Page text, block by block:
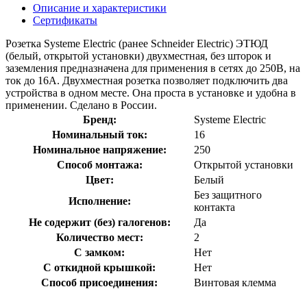
Описание и характеристики
Сертификаты
Розетка Systeme Electric (ранее Schneider Electric) ЭТЮД
(белый, открытой установки) двухместная, без шторок и
заземления предназначена для применения в сетях до 250В, на
ток до 16А. Двухместная розетка позволяет подключить два
устройства в одном месте. Она проста в установке и удобна в
применении. Сделано в России.
Бренд:
Systeme Electric
Номинальный ток:
16
Номинальное напряжение:
250
Способ монтажа:
Открытой установки
Цвет:
Белый
Исполнение:
Без защитного
контакта
Не содержит (без) галогенов:
Да
Количество мест:
2
С замком:
Нет
С откидной крышкой:
Нет
Способ присоединения:
Винтовая клемма